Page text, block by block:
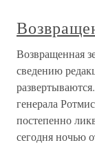
Возвращенная
сведению
генерала
постепенно
сегодня ночью